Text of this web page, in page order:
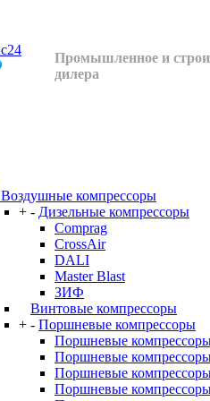
Промышленное и
дилера
Воздушные компрессоры
+ - Дизельные компрессоры
Comprag
CrossAir
DALI
Master Blast
ЗИФ
Винтовые компрессоры
+ - Поршневые компрессоры
Поршневые
Поршневые
Поршневые
Поршневые